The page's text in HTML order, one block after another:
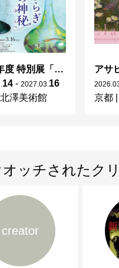
2026年度 特別展「ガレとドーム、アール･ヌーヴォーのガラス 水辺のやすらぎ、海の神秘」
14 - 2027 03 16
北澤美術館
2026
京都
ッチされたク
creator